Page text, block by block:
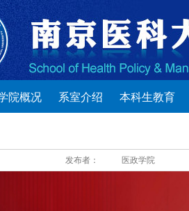
院概况 系室介绍 本科生教育
发布者： 医政学院